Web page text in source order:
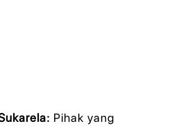
Pihak yang